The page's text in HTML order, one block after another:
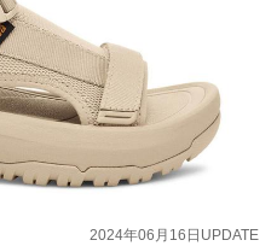
2024年06月16日 UPDATE